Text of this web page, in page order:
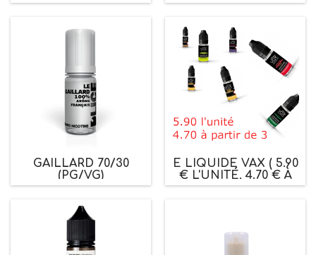
GAILLARD 70/30
(PG/VG)
E LIQUIDE VAX ( 5.90
€ L'UNITÉ, 4.70 € À
PARTIR DE 3 PIECES)